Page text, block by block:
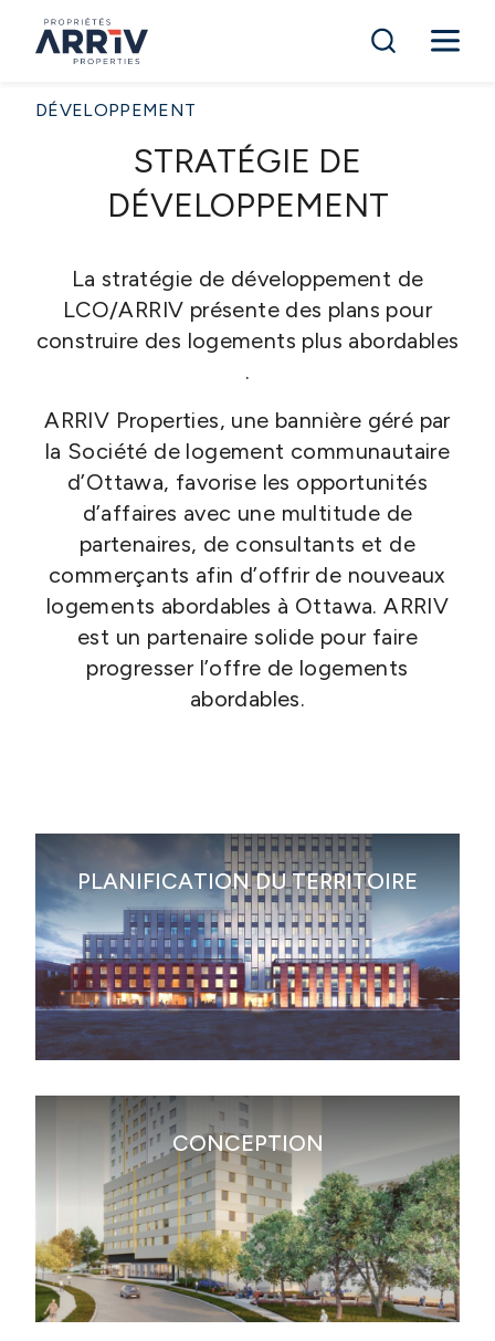
DÉVELOPPEMENT
STRATÉGIE DE
DÉVELOPPEMENT
La stratégie de développement de
LCO/ARRIV présente des plans pour
construire des logements plus abordables​
.
ARRIV Properties, une bannière géré par
la Société de logement communautaire
d’Ottawa, favorise les opportunités
d’affaires avec une multitude de
partenaires, de consultants et de
commerçants afin d’offrir de nouveaux
logements abordables à Ottawa. ARRIV
est un partenaire solide pour faire
progresser l’offre de logements
abordables.
Planification du territoire
PLANIFICATION DU TERRITOIRE
CONCEPTION